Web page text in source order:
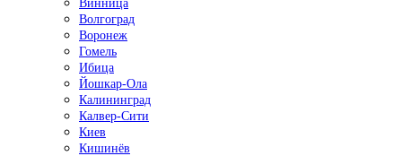
Винница
Волгоград
Воронеж
Гомель
Ибица
Йошкар-Ола
Калининград
Калвер-Сити
Киев
Кишинёв